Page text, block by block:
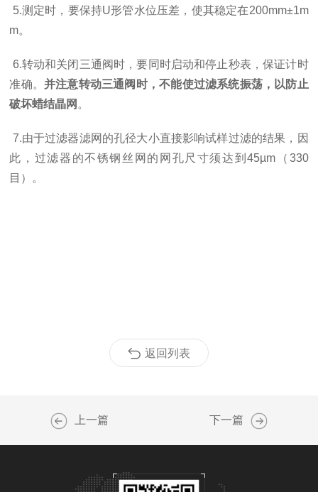
5.测定时，要保持U形管水位压差，使其稳定在200mm±1m
m。
6.转动和关闭三通阀时，要同时启动和停止秒表，保证计时
准确。并注意转动三通阀时，不能使过滤系统振荡，以防止
破坏蜡结晶网 。
7.由于过滤器滤网的孔径大小直接影响试样过滤的结果，因
此，过滤器的不锈钢丝网的网孔尺寸须达到45µm（330
目）。
返回列表
上一篇 下一篇